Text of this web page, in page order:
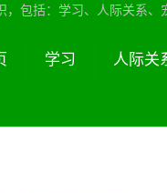
，包括：学习、人际关系
学习 人际关